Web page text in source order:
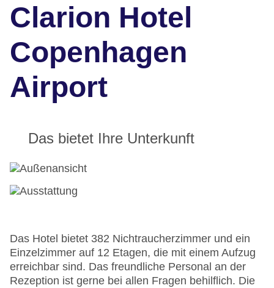
Clarion Hotel
Copenhagen
Airport
Das bietet Ihre Unterkunft
Das Hotel bietet 382 Nichtraucherzimmer und ein
Einzelzimmer auf 12 Etagen, die mit einem Aufzug
erreichbar sind. Das freundliche Personal an der
Rezeption ist gerne bei allen Fragen behilflich. Die